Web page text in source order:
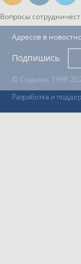
Вопросы
© Стадион, 1998-
Разработка и
Адресов в
Подпишись